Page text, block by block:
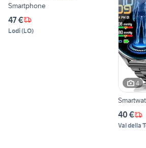
Smartphone
47 €
Lodi(LO)
4
40 €
Val della